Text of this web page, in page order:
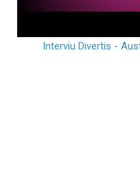
Interviu Divertis -